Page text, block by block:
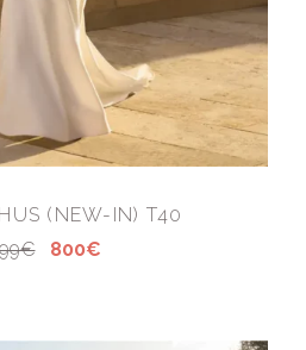
(NEW-IN) T40
800€